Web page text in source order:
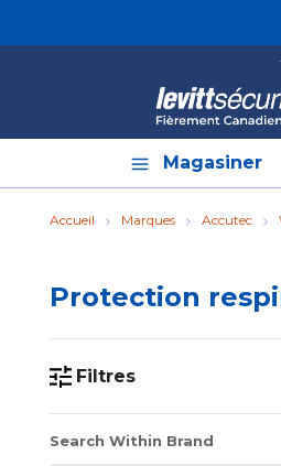
Magasiner
Accueil Marques Accutec
Protection
Filtres
Search Within Brand